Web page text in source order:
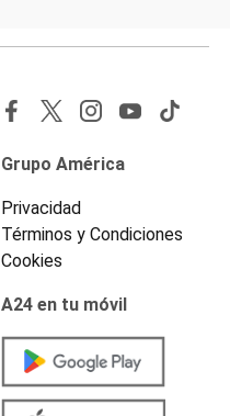
Grupo América
Privacidad
Términos y Condiciones
Cookies
A24 en tu móvil